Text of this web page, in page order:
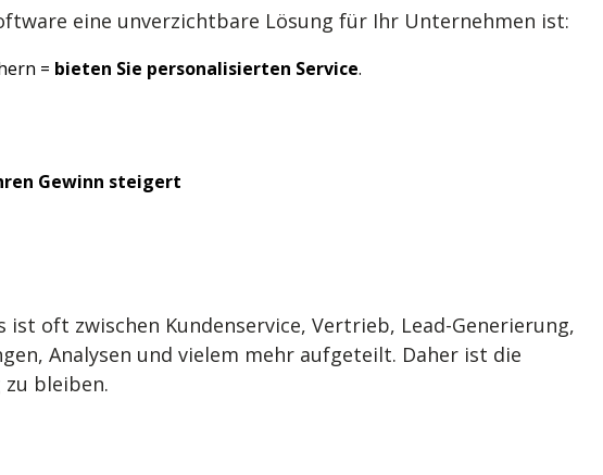
eine unverzichtbare Lösung für Ihr Unternehmen ist:
= bieten Sie personalisierten Service.
Gewinn steigert
oft zwischen Kundenservice, Vertrieb, Lead-Generierung,
Analysen und vielem mehr aufgeteilt. Daher ist die
bleiben.